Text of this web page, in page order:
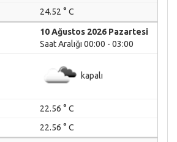
24.52 ° C
10 Ağustos 2026 Pazartesi
Saat Aralığı 00:00 - 03:00
kapalı
22.56 ° C
22.56 ° C